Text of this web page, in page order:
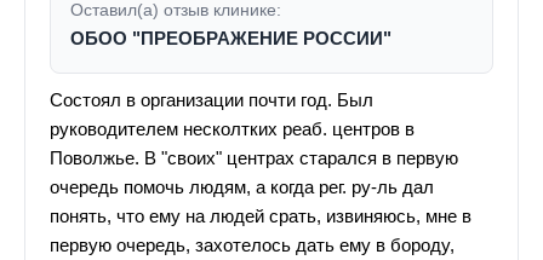
Оставил(а) отзыв клинике:
ОБОО "ПРЕОБРАЖЕНИЕ РОССИИ"
Состоял в организации почти год. Был
руководителем несколтких реаб. центров в
Поволжье. В "своих" центрах старался в первую
очередь помочь людям, а когда рег. ру-ль дал
понять, что ему на людей срать, извиняюсь, мне в
первую очередь, захотелось дать ему в бороду,